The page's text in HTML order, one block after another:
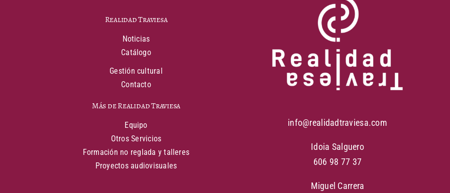
Realidad Traviesa
Noticias
Catálogo
Gestión cultural
Contacto
Más de Realidad Traviesa
Equipo
Otros Servicios
Formación no reglada y talleres
Proyectos audiovisuales
info@realidadtraviesa.com
Idoia Salguero
606 98 77 37
Miguel Carrera